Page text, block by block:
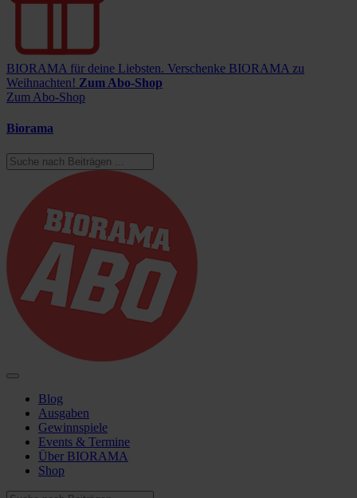
BIORAMA für deine Liebsten. Verschenke BIORAMA zu
Weihnachten! Zum Abo-Shop
Zum Abo-Shop
Biorama
Blog
Ausgaben
Gewinnspiele
Events & Termine
Über BIORAMA
Shop